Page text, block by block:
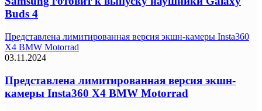
Buds 4
Представлена лимитированная версия экшн-камеры Insta360
X4 BMW Motorrad
03.11.2024
Представлена лимитированная версия экшн-
камеры Insta360 X4 BMW Motorrad